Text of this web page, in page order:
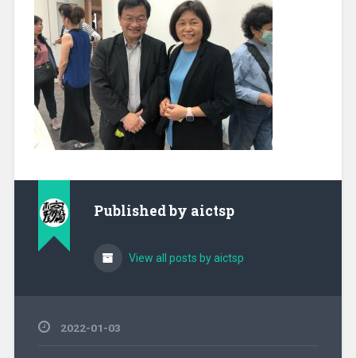
Published by aictsp
View all posts by aictsp
2022-01-03